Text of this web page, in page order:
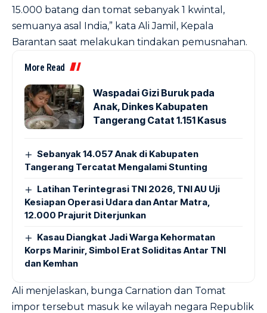
15.000 batang dan tomat sebanyak 1 kwintal,
semuanya asal India,” kata Ali Jamil, Kepala
Barantan saat melakukan tindakan pemusnahan.
More Read
Waspadai Gizi Buruk pada
Anak, Dinkes Kabupaten
Tangerang Catat 1.151 Kasus
Sebanyak 14.057 Anak di Kabupaten
Tangerang Tercatat Mengalami Stunting
Latihan Terintegrasi TNI 2026, TNI AU Uji
Kesiapan Operasi Udara dan Antar Matra,
12.000 Prajurit Diterjunkan
Kasau Diangkat Jadi Warga Kehormatan
Korps Marinir, Simbol Erat Soliditas Antar TNI
dan Kemhan
Ali menjelaskan, bunga Carnation dan Tomat
impor tersebut masuk ke wilayah negara Republik